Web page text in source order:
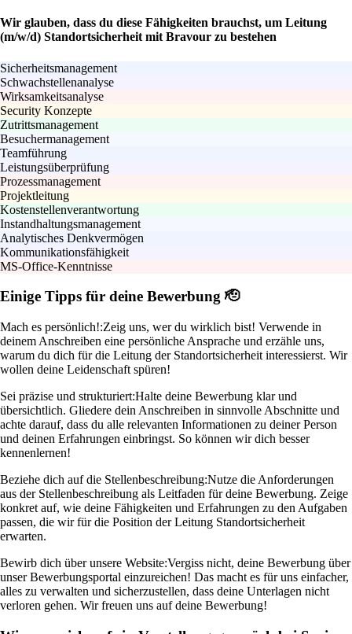
Wir glauben, dass du diese Fähigkeiten brauchst, um Leitung
(m/w/d) Standortsicherheit mit Bravour zu bestehen
Sicherheitsmanagement
Schwachstellenanalyse
Wirksamkeitsanalyse
Security Konzepte
Zutrittsmanagement
Besuchermanagement
Teamführung
Leistungsüberprüfung
Prozessmanagement
Projektleitung
Kostenstellenverantwortung
Instandhaltungsmanagement
Analytisches Denkvermögen
Kommunikationsfähigkeit
MS-Office-Kenntnisse
Einige Tipps für deine Bewerbung 🫡
Mach es persönlich!:Zeig uns, wer du wirklich bist! Verwende in
deinem Anschreiben eine persönliche Ansprache und erzähle uns,
warum du dich für die Leitung der Standortsicherheit interessierst. Wir
wollen deine Leidenschaft spüren!
Sei präzise und strukturiert:Halte deine Bewerbung klar und
übersichtlich. Gliedere dein Anschreiben in sinnvolle Abschnitte und
achte darauf, dass du alle relevanten Informationen zu deiner Person
und deinen Erfahrungen einbringst. So können wir dich besser
kennenlernen!
Beziehe dich auf die Stellenbeschreibung:Nutze die Anforderungen
aus der Stellenbeschreibung als Leitfaden für deine Bewerbung. Zeige
konkret auf, wie deine Fähigkeiten und Erfahrungen zu den Aufgaben
passen, die wir für die Position der Leitung Standortsicherheit
erwarten.
Bewirb dich über unsere Website:Vergiss nicht, deine Bewerbung über
unser Bewerbungsportal einzureichen! Das macht es für uns einfacher,
alles zu verwalten und sicherzustellen, dass deine Unterlagen nicht
verloren gehen. Wir freuen uns auf deine Bewerbung!